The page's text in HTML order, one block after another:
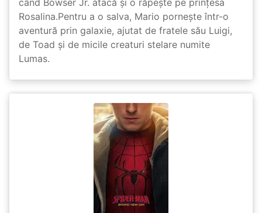
Rosalina.Pentru a o salva, Mario pornește într-o
aventură prin galaxie, ajutat de fratele său Luigi,
de Toad și de micile creaturi stelare numite
Lumas.